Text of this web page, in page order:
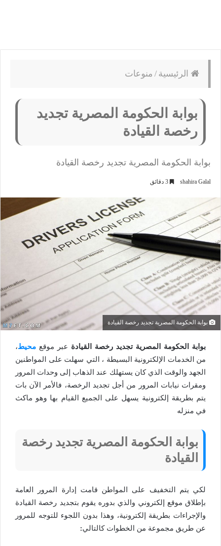
الرئيسية / منوعات
بوابة الحكومة المصرية تجديد
رخصة القيادة
بوابة الحكومة المصرية تجديد رخصة القيادة
shahira Galal
بوابة الحكومة المصرية تجديد رخصة القيادة
بوابة الحكومة المصرية تجديد رخصة القيادة عبر موقع محيط،
من الخدمات الإلكترونية البسيطة ، التي سهلت على المواطنين
الجهد والوقت الذي كان يستهلك عند الذهاب إلى وحدات المرور
ومقرات نيابات المرور من أجل تجديد الرخصة، فالأمر الآن بات
يتم بطريقة إلكترونية يسهل على الجميع القيام بها وهو ماكث
في منزله
بوابة الحكومة المصرية تجديد رخصة
القيادة
لكي يتم التخفيف على المواطن قامت إدارة المرور العامة
بإطلاق موقع إلكتروني والذي بدوره يقوم بتجديد رخصة القيادة
والإجراءات بطريقة إلكترونية، وهذا بدون اللجوء للتوجه للمرور
عن طريق مجموعة من الخطوات كالتالي: